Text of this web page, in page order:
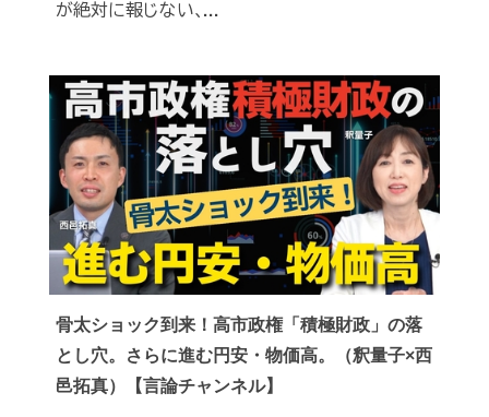
が絶対に報じない､...
骨太ショック到来！高市政権「積極財政」の落
とし穴。さらに進む円安・物価高。（釈量子×西
邑拓真）【言論チャンネル】